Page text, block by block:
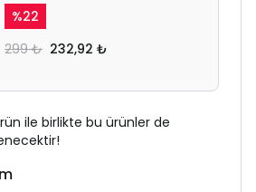
%22
299 ₺ 232,92 ₺
ile birlikte bu ürünler de